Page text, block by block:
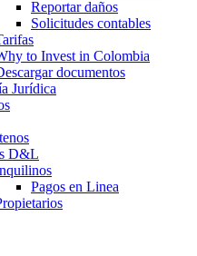
Reportar daños
Solicitudes contables
to Invest in Colombia
documentos
Jurídica
D&L
Pagos en Linea